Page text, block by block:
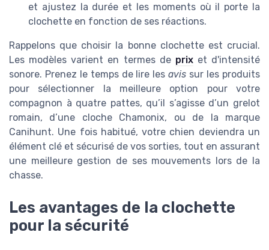
et ajustez la durée et les moments où il porte la
clochette en fonction de ses réactions.
Rappelons que choisir la bonne clochette est crucial.
Les modèles varient en termes de prixet d'intensité
sonore. Prenez le temps de lire lesavis sur les produits
pour sélectionner la meilleure option pour votre
compagnon à quatre pattes, qu’il s’agisse d’un grelot
romain, d’une cloche Chamonix, ou de la marque
Canihunt. Une fois habitué, votre chien deviendra un
élément clé et sécurisé de vos sorties, tout en assurant
une meilleure gestion de ses mouvements lors de la
chasse.
Les avantages de la clochette
pour la sécurité